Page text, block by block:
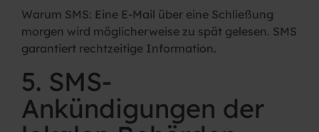
Warum SMS: Eine E-Mail über eine Schließung
morgen wird möglicherweise zu spät gelesen. SMS
garantiert rechtzeitige Information.
5. SMS-
Ankündigungen der